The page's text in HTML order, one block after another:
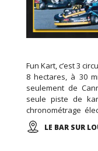
Fun Kart, c’est 3
8 hectares, à 30
seulement de
seule piste de
chronométrage
de sécurité
restaurant sur
LE BAR SUR